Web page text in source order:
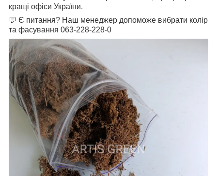
кращі офіси України.
💬 Є питання? Наш менеджер допоможе вибрати колір
та фасування 063-228-228-0